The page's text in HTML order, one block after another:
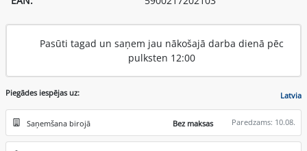
Pasūti tagad un saņem jau nākošajā darba dienā pēc
pulksten 12:00
Piegādes iespējas uz: Latvia
Saņemšana birojā Bez maksas Paredzams: 10.08.